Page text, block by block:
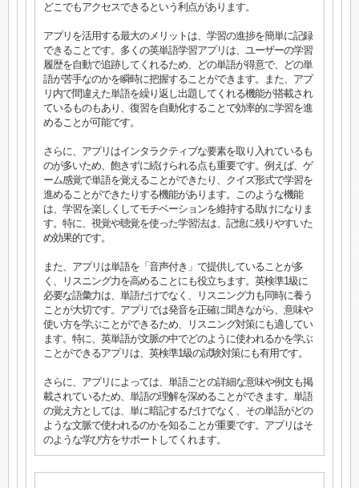
どこでもアクセスできるという利点があります。
アプリを活用する最大のメリットは、学習の進捗を簡単に記録
できることです。多くの英単語学習アプリは、ユーザーの学習
履歴を自動で追跡してくれるため、どの単語が得意で、どの単
語が苦手なのかを瞬時に把握することができます。また、アプ
リ内で間違えた単語を繰り返し出題してくれる機能が搭載され
ているものもあり、復習を自動化することで効率的に学習を進
めることが可能です。
さらに、アプリはインタラクティブな要素を取り入れているも
のが多いため、飽きずに続けられる点も重要です。例えば、ゲ
ーム感覚で単語を覚えることができたり、クイズ形式で学習を
進めることができたりする機能があります。このような機能
は、学習を楽しくしてモチベーションを維持する助けになりま
す。特に、視覚や聴覚を使った学習法は、記憶に残りやすいた
め効果的です。
また、アプリは単語を「音声付き」で提供していることが多
く、リスニング力を高めることにも役立ちます。英検準1級に
必要な語彙力は、単語だけでなく、リスニング力も同時に養う
ことが大切です。アプリでは発音を正確に聞きながら、意味や
使い方を学ぶことができるため、リスニング対策にも適してい
ます。特に、英単語が文脈の中でどのように使われるかを学ぶ
ことができるアプリは、英検準1級の試験対策にも有用です。
さらに、アプリによっては、単語ごとの詳細な意味や例文も掲
載されているため、単語の理解を深めることができます。単語
の覚え方としては、単に暗記するだけでなく、その単語がどの
ような文脈で使われるのかを知ることが重要です。アプリはそ
のような学び方をサポートしてくれます。